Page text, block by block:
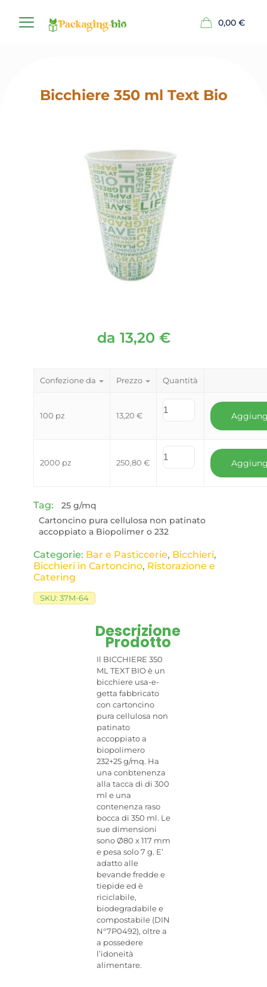
0,00 €
Bicchiere 350 ml Text Bio
da 13,20 €
Confezione da Prezzo Quantità
100 pz 13,20 €
2000 pz 250,80 €
Tag:
25 g/mq
Cartoncino pura cellulosa non patinato
accoppiato a Biopolimer o 232
Categorie: Bar e Pasticcerie, Bicchieri,
Bicchieri in Cartoncino, Ristorazione e
Catering
SKU: 37M-64
Descrizione
Prodotto
Il BICCHIERE 350
ML TEXT BIO è un
bicchiere usa-e-
getta fabbricato
con cartoncino
pura cellulosa non
patinato
accoppiato a
biopolimero
232+25 g/mq. Ha
una conbtenenza
alla tacca di di 300
ml e una
contenenza raso
bocca di 350 ml. Le
sue dimensioni
sono Ø80 x 117 mm
e pesa solo 7 g. E’
adatto alle
bevande fredde e
tiepide ed è
riciclabile,
biodegradabile e
compostabile (DIN
N°7P0492), oltre a
a possedere
l’idoneità
alimentare.